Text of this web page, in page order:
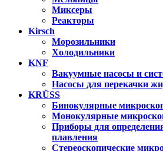
Миксеры
Реакторы
Kirsch
Морозильники
Холодильники
KNF
Вакуумные насосы и
Насосы для перекачки
KRÜSS
Бинокулярные
Монокулярные
Приборы для
плавления
Стереоскопические